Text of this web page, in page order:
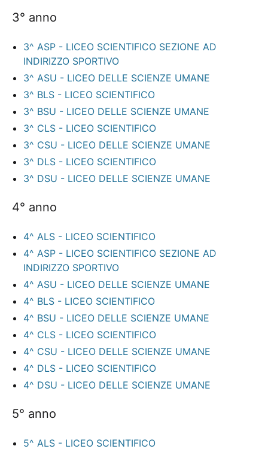
3° anno
3^ ASP - LICEO SCIENTIFICO SEZIONE AD
INDIRIZZO SPORTIVO
3^ ASU - LICEO DELLE SCIENZE UMANE
3^ BLS - LICEO SCIENTIFICO
3^ BSU - LICEO DELLE SCIENZE UMANE
3^ CLS - LICEO SCIENTIFICO
3^ CSU - LICEO DELLE SCIENZE UMANE
3^ DLS - LICEO SCIENTIFICO
3^ DSU - LICEO DELLE SCIENZE UMANE
4° anno
4^ ALS - LICEO SCIENTIFICO
4^ ASP - LICEO SCIENTIFICO SEZIONE AD
INDIRIZZO SPORTIVO
4^ ASU - LICEO DELLE SCIENZE UMANE
4^ BLS - LICEO SCIENTIFICO
4^ BSU - LICEO DELLE SCIENZE UMANE
4^ CLS - LICEO SCIENTIFICO
4^ CSU - LICEO DELLE SCIENZE UMANE
4^ DLS - LICEO SCIENTIFICO
4^ DSU - LICEO DELLE SCIENZE UMANE
5° anno
5^ ALS - LICEO SCIENTIFICO